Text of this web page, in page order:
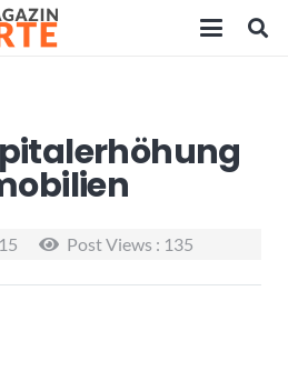
Post Views : 135